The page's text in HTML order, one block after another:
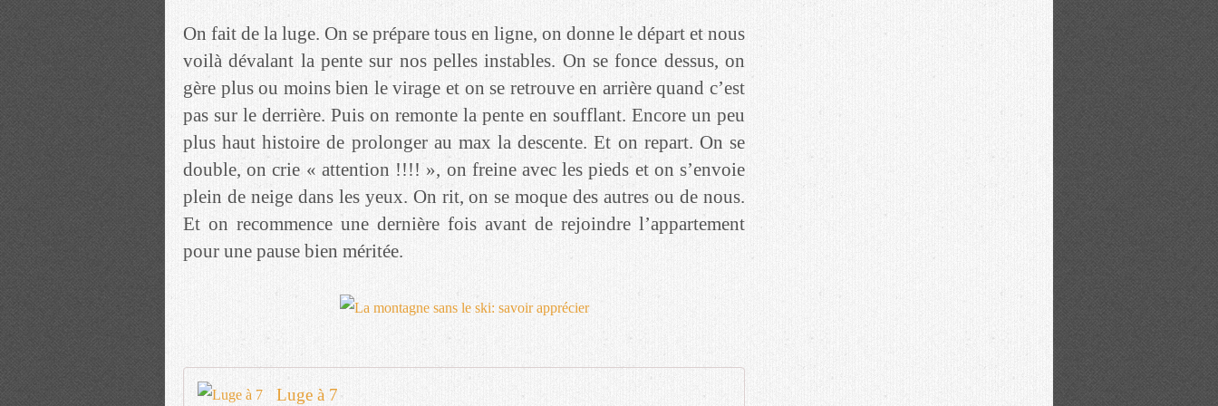
On fait de la luge. On se prépare tous en ligne, on donne le départ et nous
voilà dévalant la pente sur nos pelles instables. On se fonce dessus, on
gère plus ou moins bien le virage et on se retrouve en arrière quand c’est
pas sur le derrière. Puis on remonte la pente en soufflant. Encore un peu
plus haut histoire de prolonger au max la descente. Et on repart. On se
double, on crie « attention !!!! », on freine avec les pieds et on s’envoie
plein de neige dans les yeux. On rit, on se moque des autres ou de nous.
Et on recommence une dernière fois avant de rejoindre l’appartement
pour une pause bien méritée.
Luge à 7